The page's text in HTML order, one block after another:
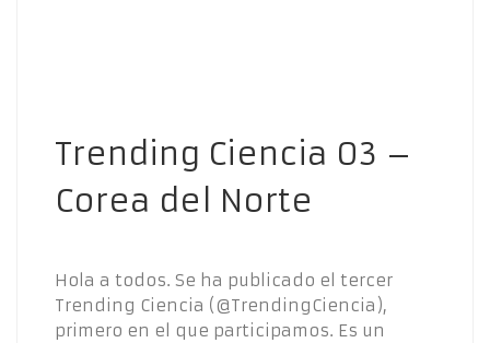
Trending Ciencia 03 –
Corea del Norte
Hola a todos. Se ha publicado el tercer
Trending Ciencia (@TrendingCiencia),
primero en el que participamos. Es un